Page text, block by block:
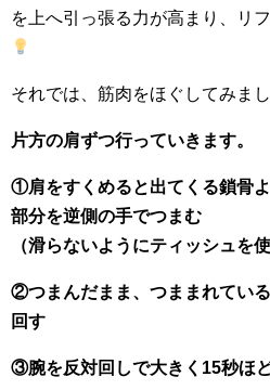
を上へ引っ張る力が高まり、リ
それでは、筋肉をほぐしてみまし
片方の肩ずつ行っていきます。
①肩をすくめると出てくる鎖骨
部分を逆側の手でつまむ
（滑らないようにティッシュを
②つまんだまま、つままれてい
回す
③腕を反対回しで大きく15秒ほ